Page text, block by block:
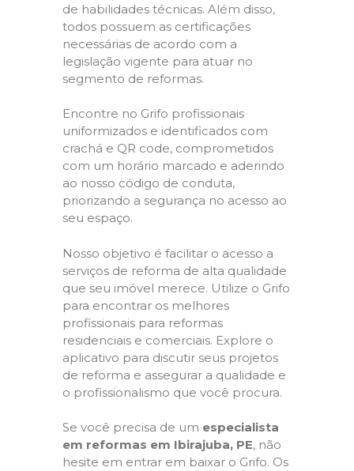
de habilidades técnicas. Além disso,
todos possuem as certificações
necessárias de acordo com a
legislação vigente para atuar no
segmento de reformas.
Encontre no Grifo profissionais
uniformizados e identificados com
crachá e QR code, comprometidos
com um horário marcado e aderindo
ao nosso código de conduta,
priorizando a segurança no acesso ao
seu espaço.
Nosso objetivo é facilitar o acesso a
serviços de reforma de alta qualidade
que seu imóvel merece. Utilize o Grifo
para encontrar os melhores
profissionais para reformas
residenciais e comerciais. Explore o
aplicativo para discutir seus projetos
de reforma e assegurar a qualidade e
o profissionalismo que você procura.
Se você precisa de um especialista
em reformas em Ibirajuba, PE, não
hesite em entrar em baixar o Grifo. Os